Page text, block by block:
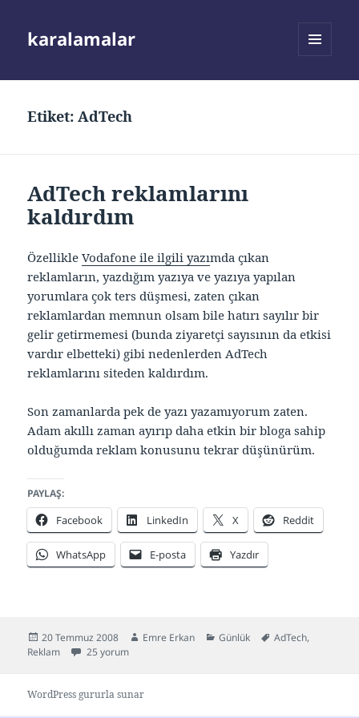
karalamalar
Etiket:AdTech
AdTech reklamlarını
kaldırdım
ÖzellikleVodafone ile ilgili yazımda çıkan
reklamların, yazdığım yazıya ve yazıya yapılan
yorumlara çok ters düşmesi, zaten çıkan
reklamlardan memnun olsam bile hatırı sayılır bir
gelir getirmemesi (bunda ziyaretçi sayısının da etkisi
vardır elbetteki) gibi nedenlerden AdTech
reklamlarını siteden kaldırdım.
Son zamanlarda pek de yazı yazamıyorum zaten.
Adam akıllı zaman ayırıp daha etkin bir bloga sahip
olduğumda reklam konusunu tekrar düşünürüm.
PAYLAŞ:
Facebook LinkedIn X Reddit
WhatsApp E-posta Yazdır
Yayın
tarihi
20 Temmuz 2008 Yazar
Emre Erkan Kategoriler
Günlük Etiketler
AdTech,
Reklam
AdTech reklamlarını kaldırdım için
25 yorum
WordPress gururla sunar